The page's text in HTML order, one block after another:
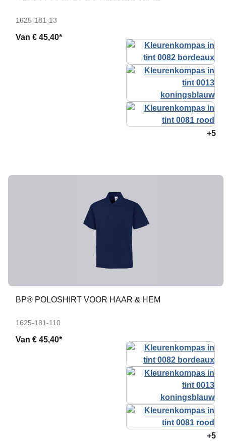
1625-181-13
Van € 45,40*
+5
BP® POLOSHIRT VOOR HAAR & HEM
1625-181-110
Van € 45,40*
+5